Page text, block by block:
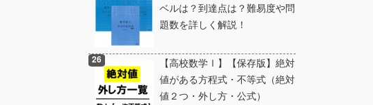
ベルは？到達点は？難易度や問
題数を詳しく解説！
【高校数学Ⅰ】【保存版】絶対
値がある方程式・不等式（絶対
値２つ・外し方・公式）